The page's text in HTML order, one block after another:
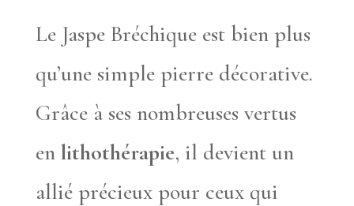
Le Jaspe Bréchique est bien plus
qu’une simple pierre décorative.
Grâce à ses nombreuses vertus
en lithothérapie, il devient un
allié précieux pour ceux qui